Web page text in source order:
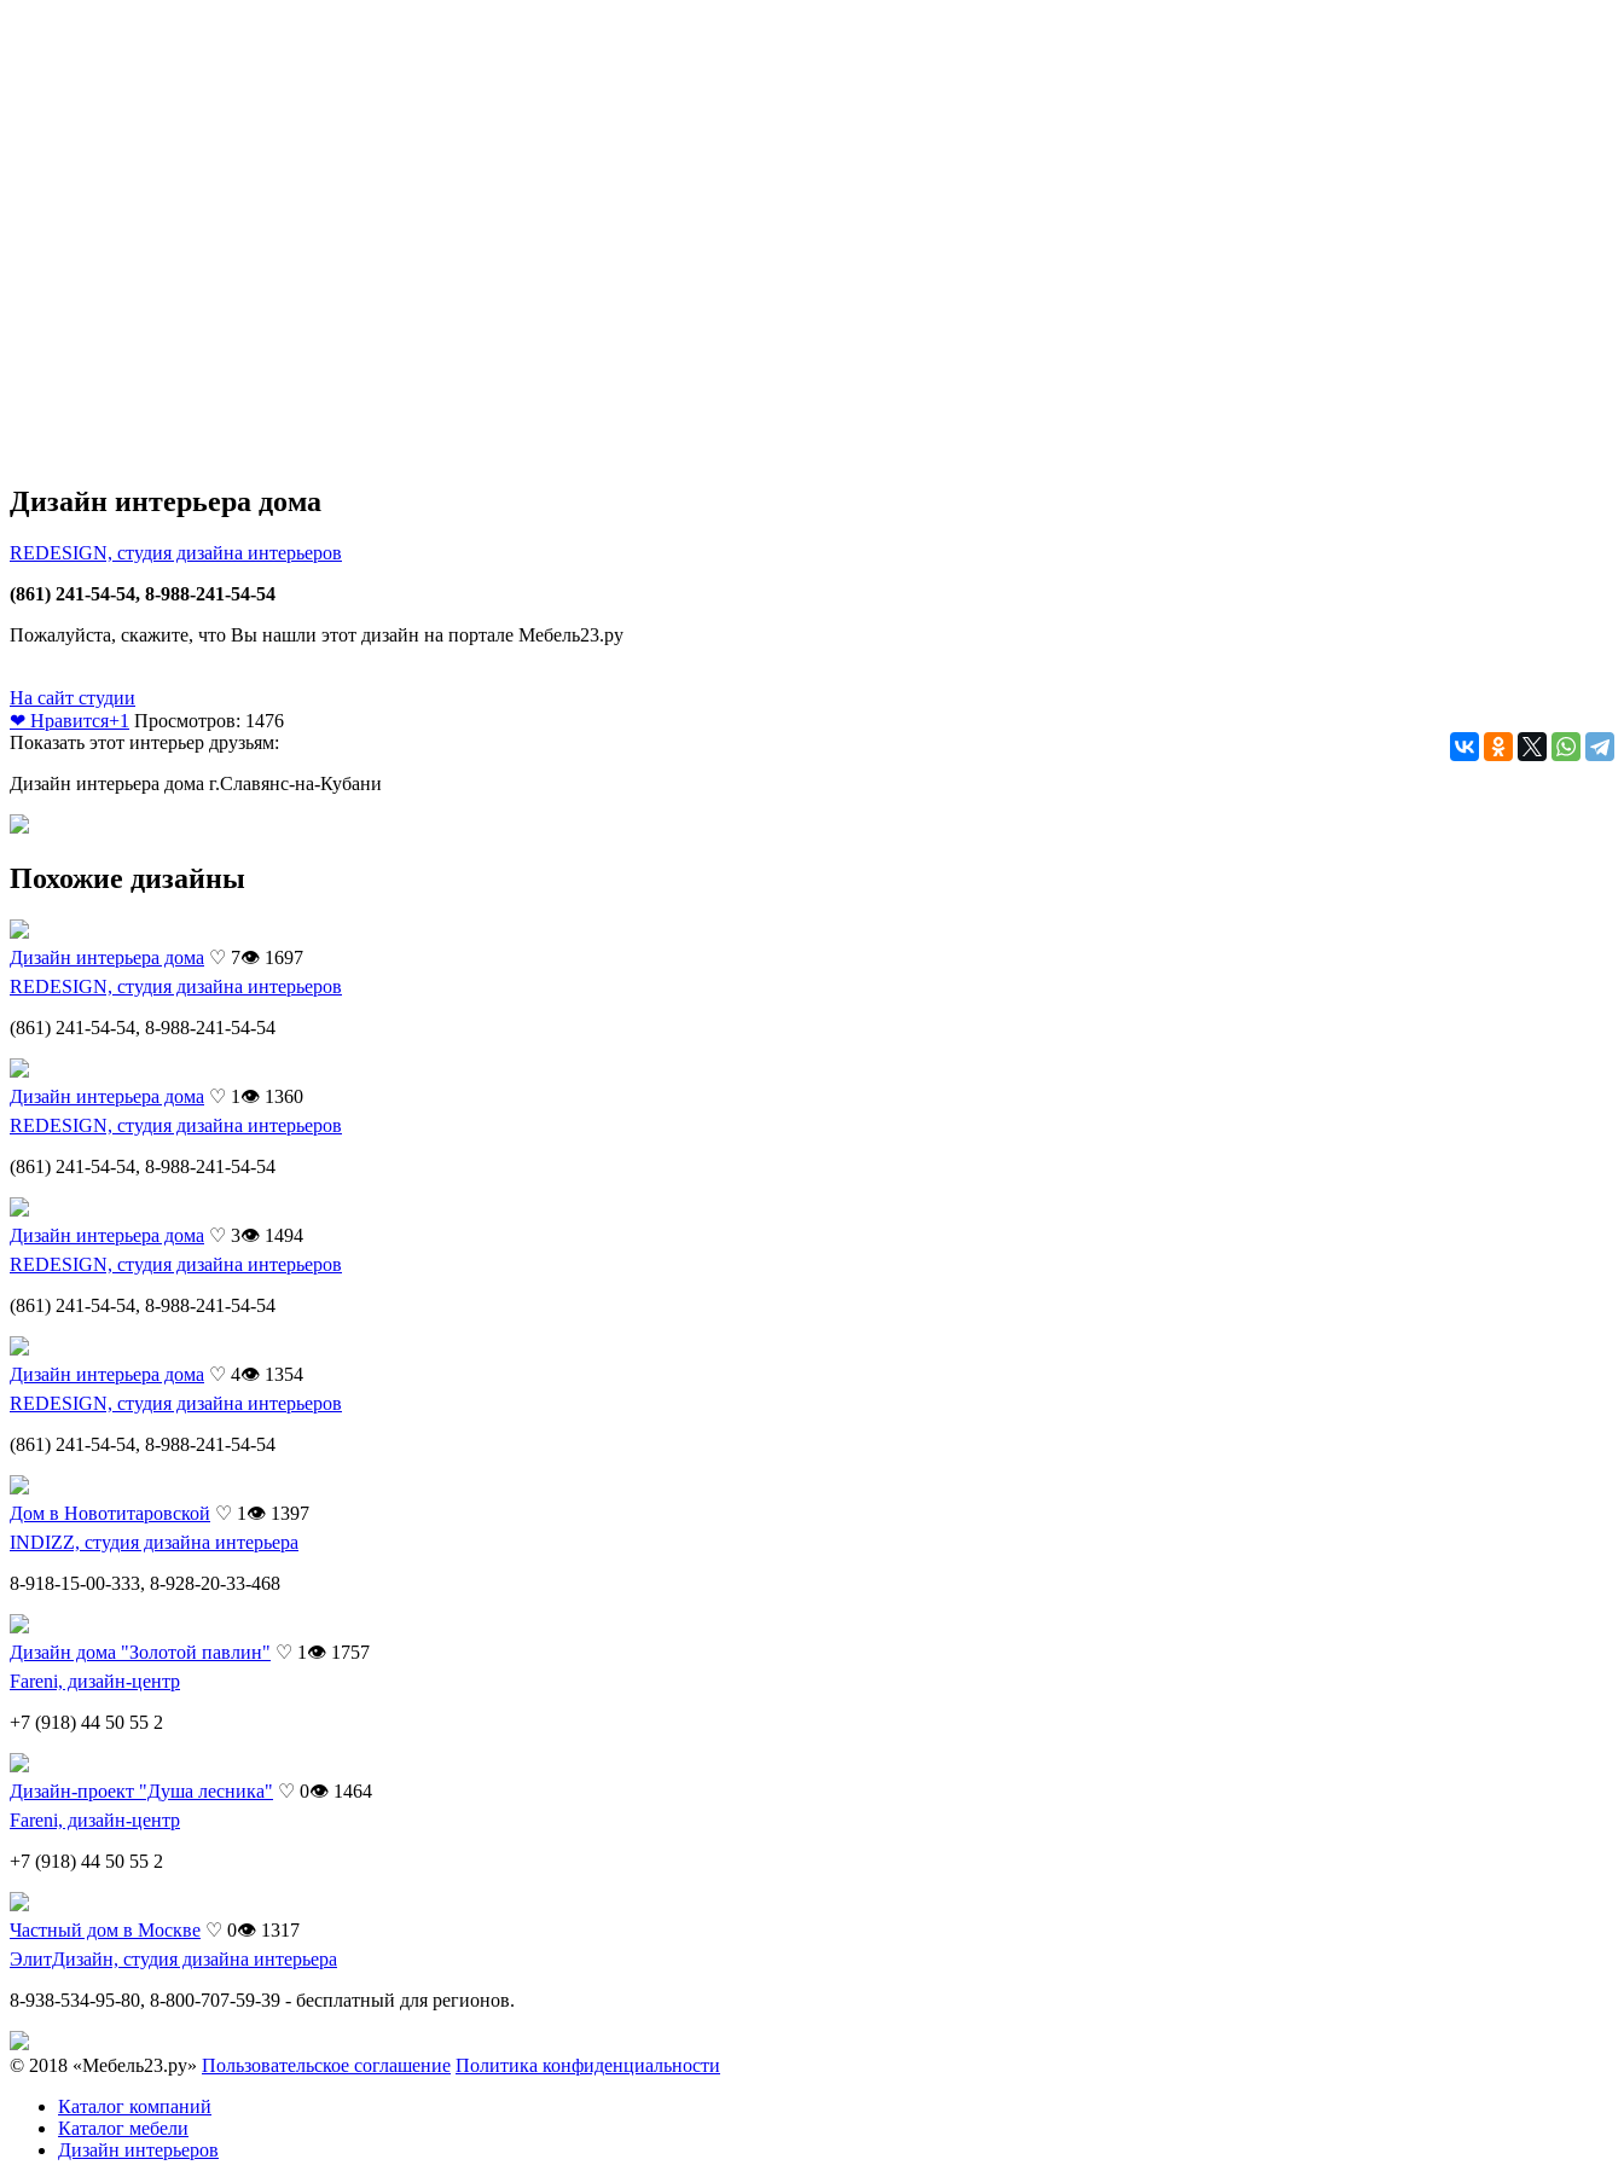
Дизайн интерьера дома
REDESIGN, студия дизайна интерьеров
(861) 241-54-54, 8-988-241-54-54
Пожалуйста, скажите, что Вы нашли этот дизайн на портале Мебель23.ру
На сайт студии
❤ Нравится+1 Просмотров: 1476
Показать этот интерьер друзьям:
Дизайн интерьера дома г.Славянс-на-Кубани
Похожие дизайны
Дизайн интерьера дома ♡ 7👁 1697
REDESIGN, студия дизайна интерьеров
(861) 241-54-54, 8-988-241-54-54
Дизайн интерьера дома ♡ 1 👁 1360
REDESIGN, студия дизайна интерьеров
(861) 241-54-54, 8-988-241-54-54
Дизайн интерьера дома ♡ 3👁 1494
REDESIGN, студия дизайна интерьеров
(861) 241-54-54, 8-988-241-54-54
Дизайн интерьера дома ♡ 4👁 1354
REDESIGN, студия дизайна интерьеров
(861) 241-54-54, 8-988-241-54-54
Дом в Новотитаровской ♡ 1 👁 1397
INDIZZ, студия дизайна интерьера
8-918-15-00-333, 8-928-20-33-468
Дизайн дома "Золотой павлин" ♡ 1 👁 1757
Fareni, дизайн-центр
+7 (918) 44 50 55 2
Дизайн-проект "Душа лесника" ♡ 0👁 1464
Fareni, дизайн-центр
+7 (918) 44 50 55 2
Частный дом в Москве ♡ 0👁 1317
ЭлитДизайн, студия дизайна интерьера
8-938-534-95-80, 8-800-707-59-39 - бесплатный для регионов.
© 2018 «Мебель23.ру» Пользовательское соглашение Политика конфиденциальности
Каталог компаний
Каталог мебели
Дизайн интерьеров